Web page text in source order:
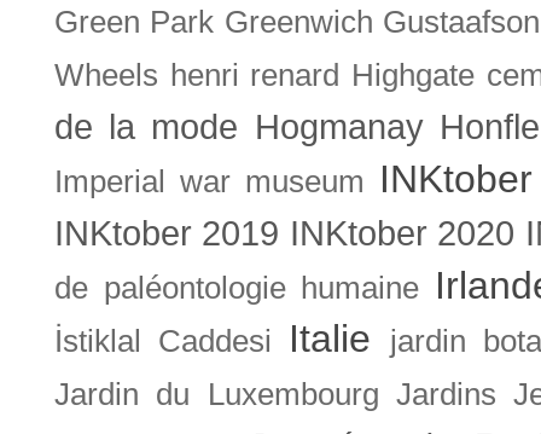
Green Park Greenwich Gustaafson
Wheels henri renard Highgate
de la mode Hogmanay
Imperial war museum INKtober
INKtober 2019 INKtober 2020
de paléontologie humaine
İstiklal Caddesi Italie
jardin
Jardin du Luxembourg Jardins